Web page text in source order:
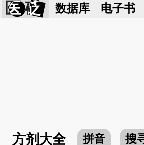
医 砭 数据库 电子书
方剂大全 拼音
搜